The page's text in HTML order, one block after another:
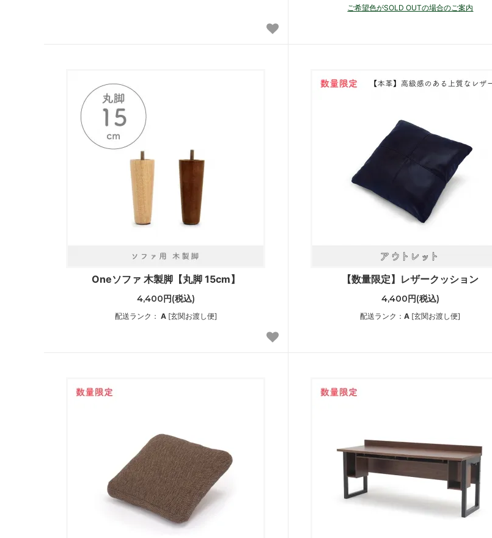
ご希望色がSOLD OUTの場合のご案内
Oneソファ 木製脚【丸脚 15cm】
4,400円(税込)
配送ランク： A[玄関お渡し便]
【数量限定】レザークッション
4,400円(税込)
配送ランク：A [玄関お渡し便]